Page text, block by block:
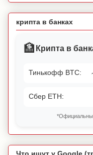
крипта в банках
🏦 Крипта в
Тинькофф BTC:
Сбер ETH: